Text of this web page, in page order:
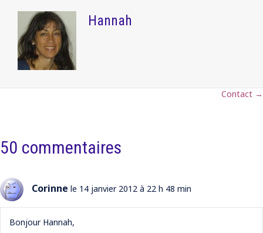
Hannah
Contact →
50 commentaires
Corinne le 14 janvier 2012 à 22 h 48 min
Bonjour Hannah,